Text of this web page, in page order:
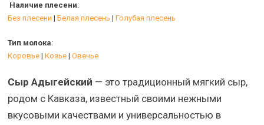
Наличие плесени:
Без плесени |Белая плесень |Голубая плесень
Тип молока:
Коровье |Козье |Овечье
Сыр Адыгейский — это традиционный мягкий сыр,
родом с Кавказа, известный своими нежными
вкусовыми качествами и универсальностью в